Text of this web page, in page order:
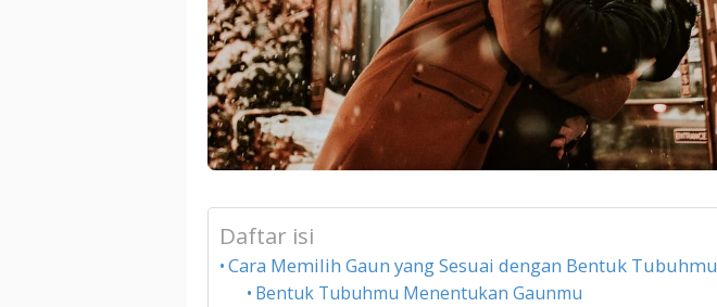
Daftar isi
Cara Memilih Gaun yang Sesuai dengan Bentuk Tubuhmu
Bentuk Tubuhmu Menentukan Gaunmu